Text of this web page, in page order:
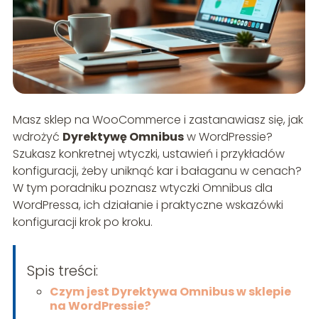
Masz sklep na WooCommerce i zastanawiasz się, jak
wdrożyć Dyrektywę Omnibusw WordPressie?
Szukasz konkretnej wtyczki, ustawień i przykładów
konfiguracji, żeby uniknąć kar i bałaganu w cenach?
W tym poradniku poznasz wtyczki Omnibus dla
WordPressa, ich działanie i praktyczne wskazówki
konfiguracji krok po kroku.
Spis treści:
Czym jest Dyrektywa Omnibus w sklepie
na WordPressie?